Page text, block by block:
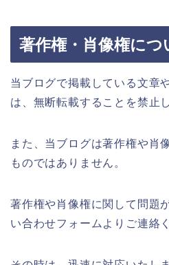
著作権・肖像権につ
当ブログで掲載している文章
は、無断転載することを禁止
また、当ブログは著作権や肖
ものではありません。
著作権や肖像権に関して問題
い合わせフォームよりご連絡